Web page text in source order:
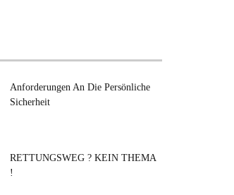
Anforderungen An Die Persönliche
Sicherheit
RETTUNGSWEG ? KEIN THEMA
!